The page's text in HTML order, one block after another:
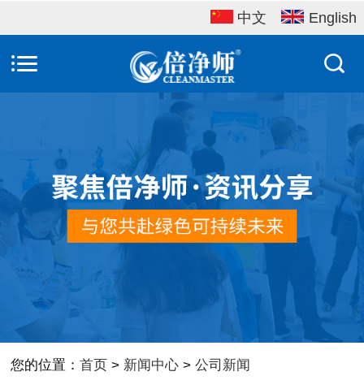
中文 English
您的位置：首页 > 新闻中心 >公司新闻